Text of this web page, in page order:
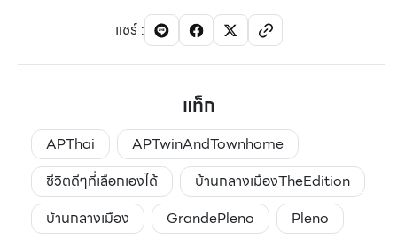
แชร์:
แท็ก
APThai
APTwinAndTownhome
ชีวิตดีๆที่เลือกเองได้
บ้านกลางเมืองTheEdition
บ้านกลางเมือง
GrandePleno
Pleno